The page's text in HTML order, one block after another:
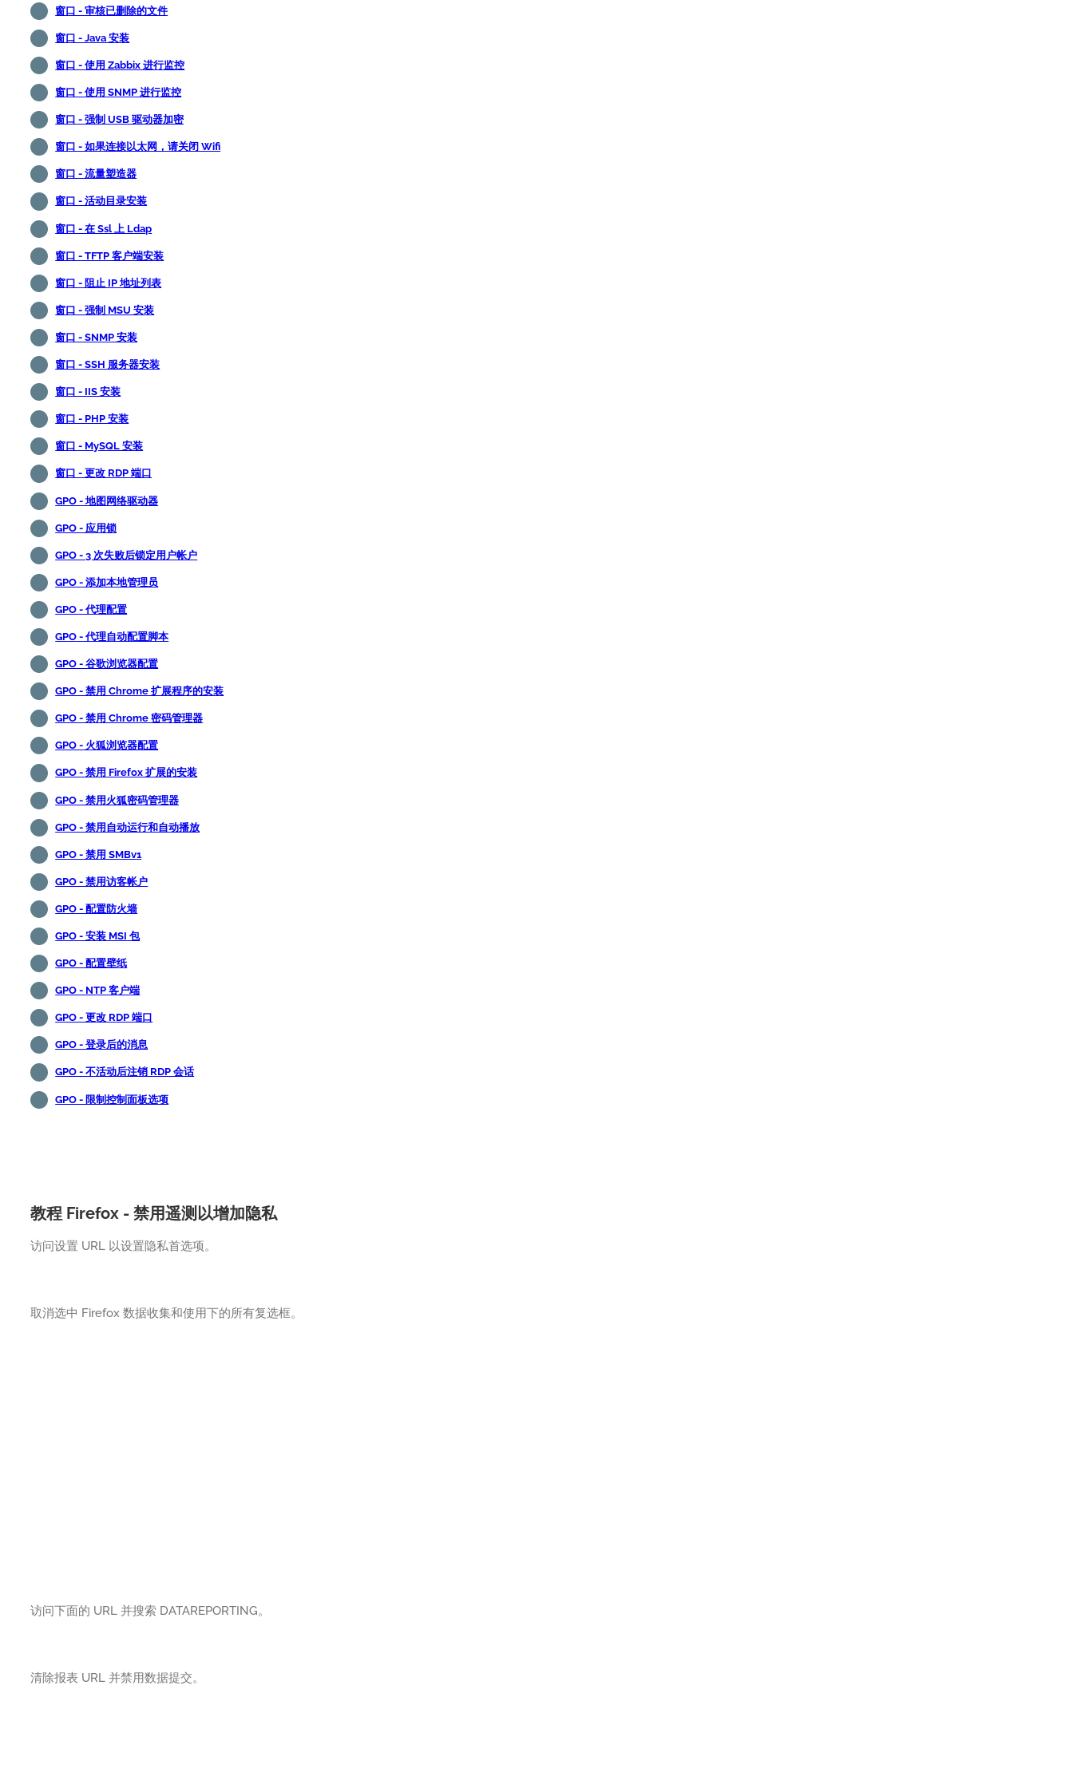
窗口 - 审核已删除的文件
窗口 - Java 安装
窗口 - 使用 Zabbix 进行监控
窗口 - 使用 SNMP 进行监控
窗口 - 强制 USB 驱动器加密
窗口 - 如果连接以太网，请关闭 Wifi
窗口 - 流量塑造器
窗口 - 活动目录安装
窗口 - 在 Ssl 上 Ldap
窗口 - TFTP 客户端安装
窗口 - 阻止 IP 地址列表
窗口 - 强制 MSU 安装
窗口 - SNMP 安装
窗口 - SSH 服务器安装
窗口 - IIS 安装
窗口 - PHP 安装
窗口 - MySQL 安装
窗口 - 更改 RDP 端口
GPO - 地图网络驱动器
GPO - 应用锁
GPO - 3 次失败后锁定用户帐户
GPO - 添加本地管理员
GPO - 代理配置
GPO - 代理自动配置脚本
GPO - 谷歌浏览器配置
GPO - 禁用 Chrome 扩展程序的安装
GPO - 禁用 Chrome 密码管理器
GPO - 火狐浏览器配置
GPO - 禁用 Firefox 扩展的安装
GPO - 禁用火狐密码管理器
GPO - 禁用自动运行和自动播放
GPO - 禁用 SMBv1
GPO - 禁用访客帐户
GPO - 配置防火墙
GPO - 安装 MSI 包
GPO - 配置壁纸
GPO - NTP 客户端
GPO - 更改 RDP 端口
GPO - 登录后的消息
GPO - 不活动后注销 RDP 会话
GPO - 限制控制面板选项
教程 Firefox - 禁用遥测以增加隐私
访问设置 URL 以设置隐私首选项。
取消选中 Firefox 数据收集和使用下的所有复选框。
访问下面的 URL 并搜索 DATAREPORTING。
清除报表 URL 并禁用数据提交。